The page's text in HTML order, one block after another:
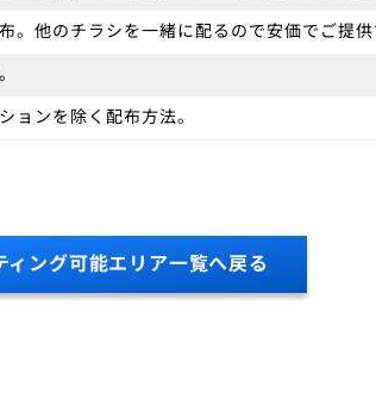
。他のチラシを一緒に配るので安価でご提供
ョンを除く配布方法。
ィング可能エリア一覧へ戻る